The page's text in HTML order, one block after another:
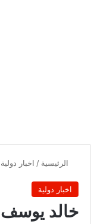
الرئيسية / اخبار دولية
اخبار دولية
خالد